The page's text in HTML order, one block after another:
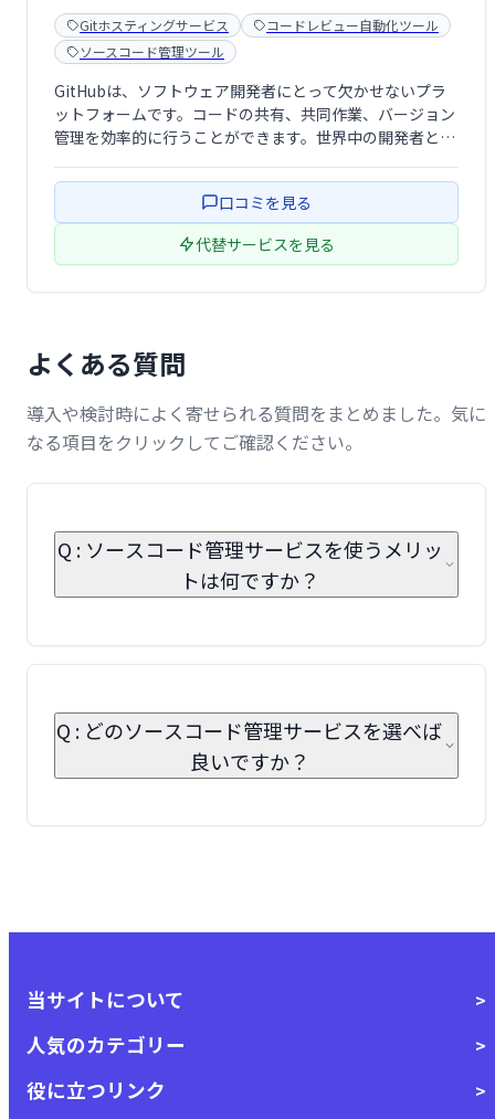
Gitホスティングサービス
コードレビュー自動化ツール
ソースコード管理ツール
GitHubは、ソフトウェア開発者にとって欠かせないプラ
ットフォームです。コードの共有、共同作業、バージョン
管理を効率的に行うことができます。世界中の開発者とつ
のプロジェクトをホストしたりできます。 GitHubを利用
することで、開発プロセスをス …
口コミを見る
代替サービスを見る
よくある質問
導入や検討時によく寄せられる質問をまとめました。気に
なる項目をクリックしてご確認ください。
Q : ソースコード管理サービスを使うメリッ
トは何ですか？
Q : どのソースコード管理サービスを選べば
良いですか？
当サイトについて
人気のカテゴリー
役に立つリンク